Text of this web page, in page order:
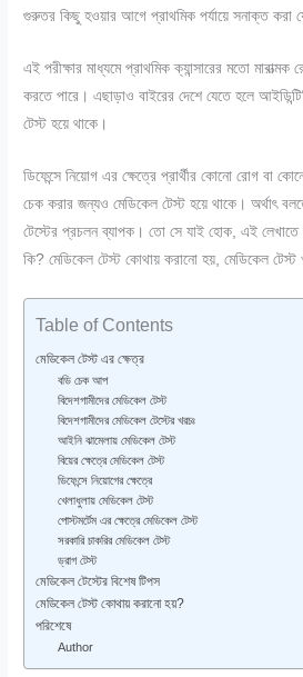
গুরুতর কিছু হওয়ার আগে প্রাথমিক পর্যায়ে সনাক্ত করা
এই পরীক্ষার মাধ্যমে প্রাথমিক ক্যান্সারের মতো
করতে পারে। এছাড়াও বাইরের দেশে যেতে হলে
টেস্ট হয়ে থাকে।
ডিফেন্সে নিয়োগ এর ক্ষেত্রে প্রার্থীর কোনো রোগ বা
চেক করার জন্যও মেডিকেল টেস্ট হয়ে থাকে। অর্থাৎ
টেস্টের প্রচলন ব্যাপক।তো সে যাই হোক, এই লেখাতে
কি? মেডিকেল টেস্ট কোথায় করানো হয়, মেডিকেল টেস্ট
Table of Contents
মেডিকেল টেস্ট এর ক্ষেত্র
বডি চেক আপ
বিদেশগামীদের মেডিকেল টেস্ট
বিদেশগামীদের মেডিকেল টেস্টের খরচঃ
আইনি ঝামেলায় মেডিকেল টেস্ট
বিয়ের ক্ষেত্রে মেডিকেল টেস্ট
ডিফেন্সে নিয়োগের ক্ষেত্রে
খেলাধুলায় মেডিকেল টেস্ট
পোস্টমর্টেম এর ক্ষেত্রে মেডিকেল টেস্ট
সরকারি চাকরির মেডিকেল টেস্ট
ড্রাগ টেস্ট
মেডিকেল টেস্টের বিশেষ টিপস
মেডিকেল টেস্ট কোথায় করানো হয়?
পরিশেষে
Author